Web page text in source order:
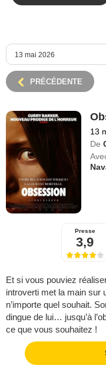
PRÉCÉDENTE
13
De
Presse
3,9
Et si vous pouviez
introverti met la main sur
n’importe quel souhait.
dingue de lui… jusqu’à
ce que vous souhaitez !